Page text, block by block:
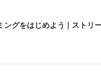
グをはじめよう | ストリ